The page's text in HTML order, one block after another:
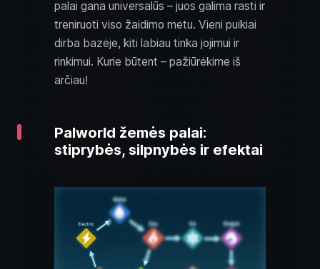
palai gana universalūs – juos galima rasti ir
treniruoti viso žaidimo metu. Vieni puikiai
dirba bazėje, kiti labiau tinka jojimui ir
rinkimui. Kurie būtent – pažiūrėkime iš
arčiau!
Palworld žemės palai:
stiprybės, silpnybės ir efektai